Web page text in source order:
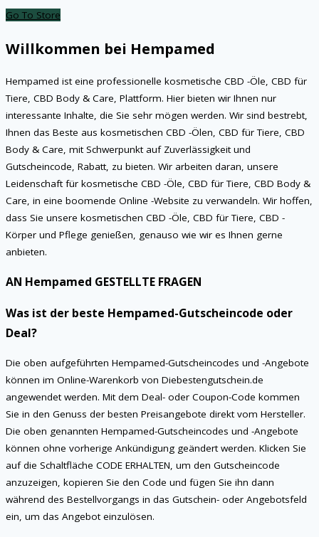
Go To Store
Willkommen bei Hempamed
Hempamed ist eine professionelle kosmetische CBD -Öle, CBD für
Tiere, CBD Body & Care, Plattform. Hier bieten wir Ihnen nur
interessante Inhalte, die Sie sehr mögen werden. Wir sind bestrebt,
Ihnen das Beste aus kosmetischen CBD -Ölen, CBD für Tiere, CBD
Body & Care, mit Schwerpunkt auf Zuverlässigkeit und
Gutscheincode, Rabatt, zu bieten. Wir arbeiten daran, unsere
Leidenschaft für kosmetische CBD -Öle, CBD für Tiere, CBD Body &
Care, in eine boomende Online -Website zu verwandeln. Wir hoffen,
dass Sie unsere kosmetischen CBD -Öle, CBD für Tiere, CBD -
Körper und Pflege genießen, genauso wie wir es Ihnen gerne
anbieten.
AN Hempamed GESTELLTE FRAGEN
Was ist der beste Hempamed-Gutscheincode oder
Deal?
Die oben aufgeführten Hempamed-Gutscheincodes und -Angebote
können im Online-Warenkorb von Diebestengutschein.de
angewendet werden. Mit dem Deal- oder Coupon-Code kommen
Sie in den Genuss der besten Preisangebote direkt vom Hersteller.
Die oben genannten Hempamed-Gutscheincodes und -Angebote
können ohne vorherige Ankündigung geändert werden. Klicken Sie
auf die Schaltfläche CODE ERHALTEN, um den Gutscheincode
anzuzeigen, kopieren Sie den Code und fügen Sie ihn dann
während des Bestellvorgangs in das Gutschein- oder Angebotsfeld
ein, um das Angebot einzulösen.